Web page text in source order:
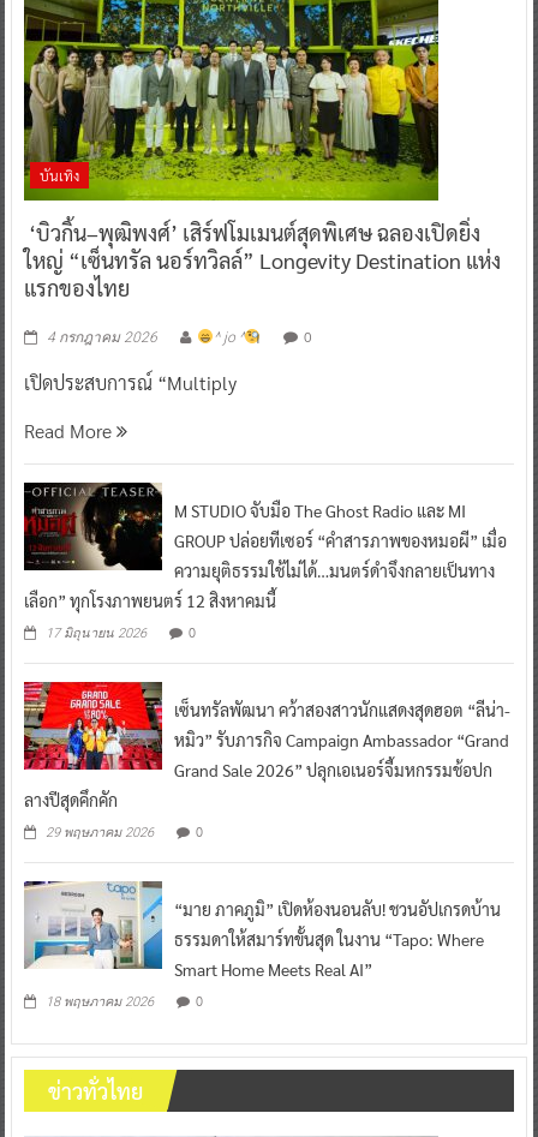
บันเทิง
‘บิวกิ้น–พุฒิพงศ์’ เสิร์ฟโมเมนต์สุดพิเศษ ฉลองเปิดยิ่ง
ใหญ่ “เซ็นทรัล นอร์ทวิลล์” Longevity Destination แห่ง
แรกของไทย
4 กรกฎาคม 2026 ^ jo ^ 0
เปิดประสบการณ์ “Multiply
Read More
M STUDIO จับมือ The Ghost Radio และ MI
GROUP ปล่อยทีเซอร์ “คำสารภาพของหมอผี” เมื่อ
ความยุติธรรมใช้ไม่ได้…มนตร์ดำจึงกลายเป็นทาง
เลือก” ทุกโรงภาพยนตร์ 12 สิงหาคมนี้
17 มิถุนายน 2026 0
เซ็นทรัลพัฒนา คว้าสองสาวนักแสดงสุดฮอต “ลีน่า-
หมิว” รับภารกิจ Campaign Ambassador “Grand
Grand Sale 2026” ปลุกเอเนอร์จี้มหกรรมช้อปก
ลางปีสุดคึกคัก
29 พฤษภาคม 2026 0
“มาย ภาคภูมิ” เปิดห้องนอนลับ! ชวนอัปเกรดบ้าน
ธรรมดาให้สมาร์ทขั้นสุด ในงาน “Tapo: Where
Smart Home Meets Real AI”
18 พฤษภาคม 2026 0
ข่าวทั่วไทย